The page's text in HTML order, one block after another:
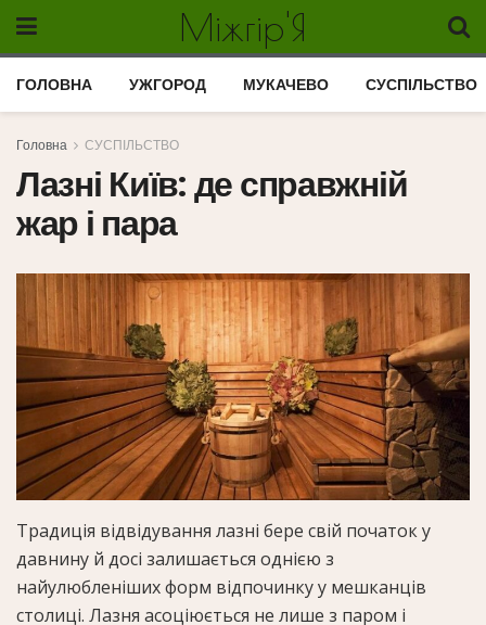
Міжгір'Я
ГОЛОВНА УЖГОРОД МУКАЧЕВО СУСПІЛЬСТВО
Головна СУСПІЛЬСТВО
Лазні Київ: де справжній
жар і пара
Традиція відвідування лазні бере свій початок у
давнину й досі залишається однією з
найулюбленіших форм відпочинку у мешканців
столиці. Лазня асоціюється не лише з паром і